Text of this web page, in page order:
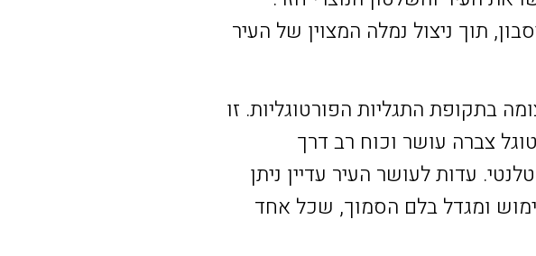
תוך ניצול נמלה המצוין של העיר
של אימפריה עצומה בתקופת התגליות הפורטוגליות. זו
צברה עושר וכוח רב דרך
עדות לעושר העיר עדיין ניתן
ומגדל בלם הסמוך, שכל אחד